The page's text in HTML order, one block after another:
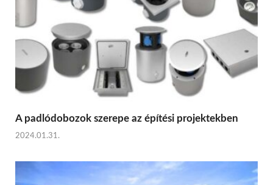
A padlódobozok szerepe az építési projektekben
2024.01.31.